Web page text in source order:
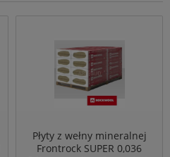
Płyty z wełny mineralnej
Frontrock SUPER 0,036